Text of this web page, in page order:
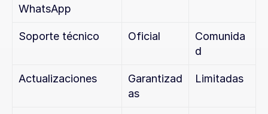
WhatsApp
Soporte técnico Oficial
Comunida
d
Actualizaciones
Garantizad
as
Limitadas